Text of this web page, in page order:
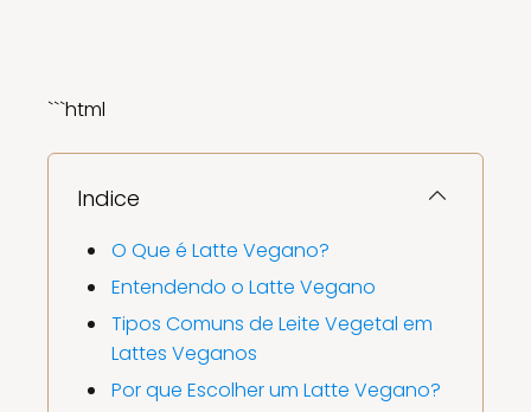
```html
Indice
O Que é Latte Vegano?
Entendendo o Latte Vegano
Tipos Comuns de Leite Vegetal em
Lattes Veganos
Por que Escolher um Latte Vegano?